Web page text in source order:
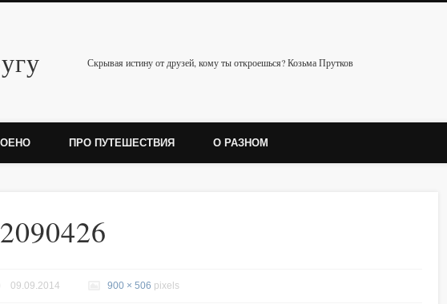
Скрывая истину от друзей, кому ты откроешься? Козьма Прутков
ПРО ПУТЕШЕСТВИЯ О РАЗНОМ
09.09.2014 900 × 506 pixels